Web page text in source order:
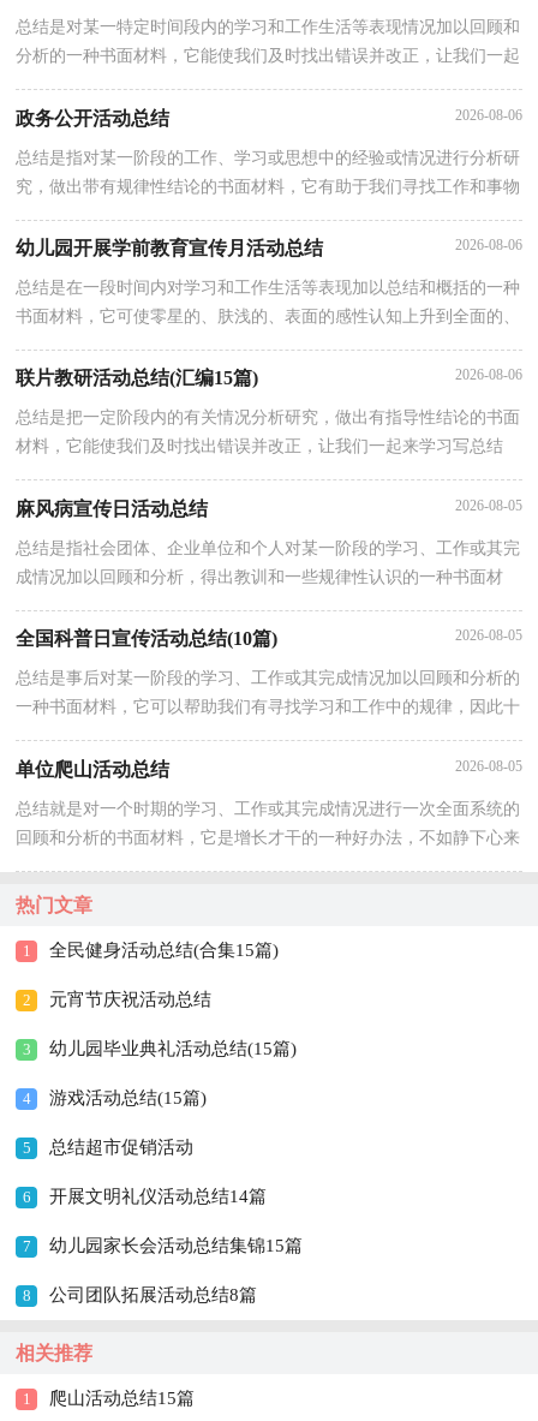
总结是对某一特定时间段内的学习和工作生活等表现情况加以回顾和
分析的一种书面材料，它能使我们及时找出错误并改正，让我们一起
来学习写总结吧。但是却发现不知道该写些什么，下面是小编精心整
政务公开活动总结 2026-08-06
总结是指对某一阶段的工作、学习或思想中的经验或情况进行分析研
究，做出带有规律性结论的书面材料，它有助于我们寻找工作和事物
幼儿园开展学前教育宣传月活动总结 2026-08-06
总结是在一段时间内对学习和工作生活等表现加以总结和概括的一种
书面材料，它可使零星的、肤浅的、表面的感性认知上升到全面的、
联片教研活动总结(汇编15篇) 2026-08-06
总结是把一定阶段内的有关情况分析研究，做出有指导性结论的书面
材料，它能使我们及时找出错误并改正，让我们一起来学习写总结
吧。那么我们该怎么去写总结呢？下面是小编帮大家整理的联片教研
活
麻风病宣传日活动总结 2026-08-05
总结是指社会团体、企业单位和个人对某一阶段的学习、工作或其完
成情况加以回顾和分析，得出教训和一些规律性认识的一种书面材
总
全国科普日宣传活动总结(10篇) 2026-08-05
总结是事后对某一阶段的学习、工作或其完成情况加以回顾和分析的
一种书面材料，它可以帮助我们有寻找学习和工作中的规律，因此十
分有必须要写一份总结哦。但是却发现不知道该写些什么，下面是小
单位爬山活动总结 2026-08-05
总结就是对一个时期的学习、工作或其完成情况进行一次全面系统的
回顾和分析的书面材料，它是增长才干的一种好办法，不如静下心来
热门文章
1 全民健身活动总结(合集15篇)
2 元宵节庆祝活动总结
3 幼儿园毕业典礼活动总结(15篇)
4 游戏活动总结(15篇)
5 总结超市促销活动
6 开展文明礼仪活动总结14篇
7 幼儿园家长会活动总结集锦15篇
8 公司团队拓展活动总结8篇
相关推荐
1 爬山活动总结15篇